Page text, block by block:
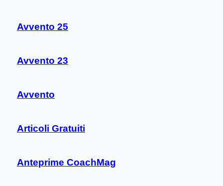
Avvento 25
Avvento 23
Avvento
Articoli Gratuiti
Anteprime CoachMag